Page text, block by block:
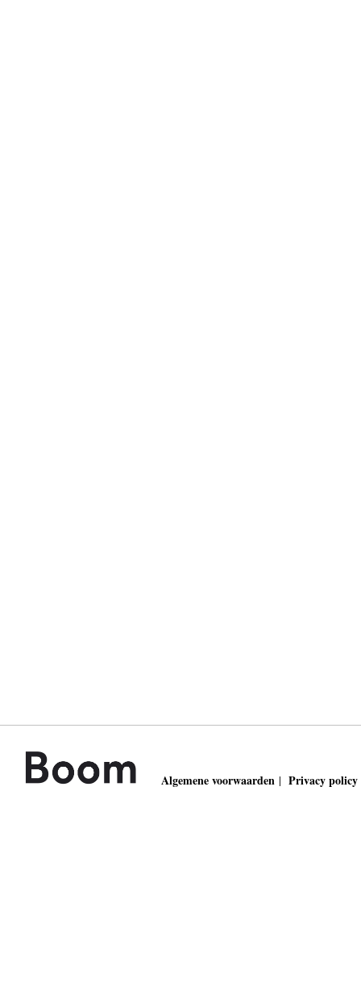
Algemene voorwaarden | Privacy policy